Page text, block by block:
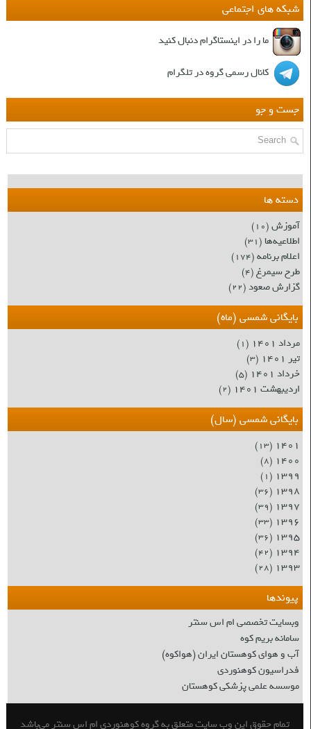
شبکه های اجتماعی
ما را در اینستاگرام دنبال کنید
کانال رسمی گروه در تلگرام
جست و جو
دسته ها
آموزش(۱۰)
اطلاعیه‌ها(۳۱)
اعلام برنامه(۱۷۴)
طرح سیمرغ(۴)
گزارش صعود(۲۲)
بایگانی شمسی (ماه)
مرداد ۱۴۰۱ (۱)
تیر ۱۴۰۱ (۳)
خرداد ۱۴۰۱ (۵)
اردیبهشت ۱۴۰۱ (۲)
بایگانی شمسی (سال)
۱۴۰۱ (۱۳)
۱۴۰۰ (۸)
۱۳۹۹ (۱)
۱۳۹۸ (۳۶)
۱۳۹۷ (۳۹)
۱۳۹۶ (۳۳)
۱۳۹۵ (۳۶)
۱۳۹۴ (۴۲)
۱۳۹۳ (۲۸)
پیوندها
وبسایت تخصصی ام اس سنتر
سامانه بریم کوه
آب و هوای کوهستان ایران (هواکوه)
فدراسیون کوهنوردی
موسسه علمی پزشکی کوهستان
تمام حقوق این وب سایت متعلق به گروه کوهنوردی ام اس سنتر می‌باشد